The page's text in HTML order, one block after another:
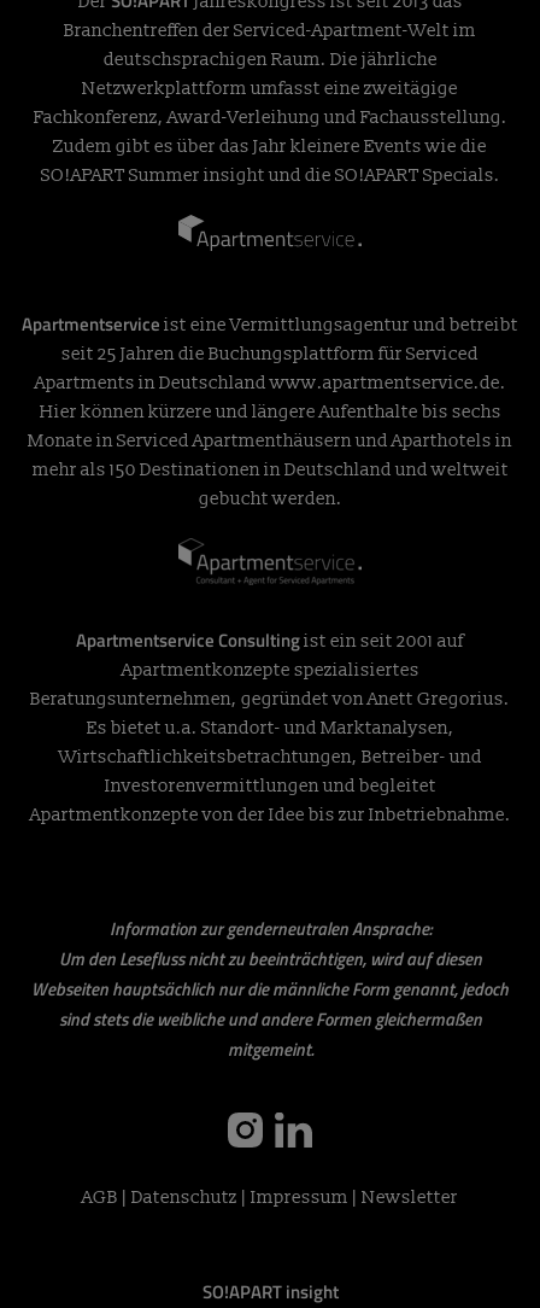
Branchentreffen der Serviced-Apartment-Welt im
deutschsprachigen Raum. Die jährliche
Netzwerkplattform umfasst eine zweitägige
Fachkonferenz, Award-Verleihung und Fachausstellung.
Zudem gibt es über das Jahr kleinere Events wie die
SO!APART Summer insight und die SO!APART Specials.
Apartmentservice ist eine Vermittlungsagentur und betreibt
seit 25 Jahren die Buchungsplattform für Serviced
Apartments in Deutschlandwww.apartmentservice.de.
Hier können kürzere und längere Aufenthalte bis sechs
Monate in Serviced Apartmenthäusern und Aparthotels in
mehr als 150 Destinationen in Deutschland und weltweit
gebucht werden.
Apartmentservice Consultingist ein seit 2001 auf
Apartmentkonzepte spezialisiertes
Beratungsunternehmen, gegründet von Anett Gregorius.
Es bietet u.a. Standort- und Marktanalysen,
Wirtschaftlichkeitsbetrachtungen, Betreiber- und
Investorenvermittlungen und begleitet
Apartmentkonzepte von der Idee bis zur Inbetriebnahme.
Information zur genderneutralen Ansprache:
Um den Lesefluss nicht zu beeinträchtigen, wird auf diesen
Webseiten hauptsächlich nur die männliche Form genannt, jedoch
sind stets die weibliche und andere Formen gleichermaßen
mitgemeint.
instagram
AGB Datenschutz Impressum Newsletter
SO!APART insight